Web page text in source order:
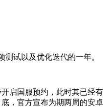
测试以及优化迭代的一年。
启国服预约，此时其已经有
，官方宣布为期两周的安卓